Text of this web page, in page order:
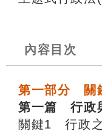
內容目次
第一部分 關
第一篇 行政
關鍵1 行政